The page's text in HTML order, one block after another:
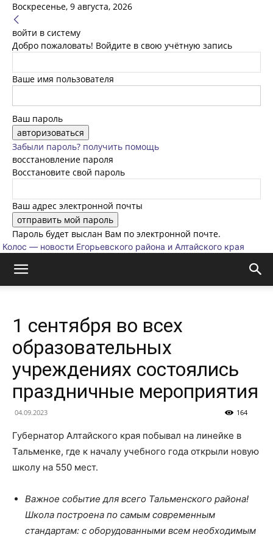
Воскресенье, 9 августа, 2026
войти в систему
Добро пожаловать! Войдите в свою учётную запись
Ваше имя пользователя
Ваш пароль
Забыли пароль? получить помощь
восстановление пароля
Восстановите свой пароль
Ваш адрес электронной почты
Пароль будет выслан Вам по электронной почте.
Колос — новости Егорьевского района и Алтайского края
1 сентября во всех
образовательных
учреждениях состоялись
праздничные мероприятия
04.09.2023 164
Губернатор Алтайского края побывал на линейке в
Тальменке, где к началу учебного года открыли новую
школу на 550 мест.
Важное событие для всего Тальменского района!
Школа построена по самым современным
стандартам: с оборудованными всем необходимым